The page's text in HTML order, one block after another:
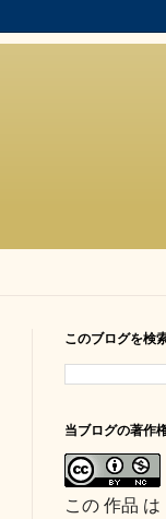
このブログを検
当ブログの著作
この 作品 は